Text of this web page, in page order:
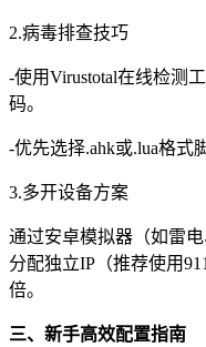
2.病毒排查技巧
-使用Virustotal在线检测
码。
-优先选择.ahk或.lua格式
3.多开设备方案
通过安卓模拟器（如雷
分配独立IP（推荐使用
倍。
三、新手高效配置指南